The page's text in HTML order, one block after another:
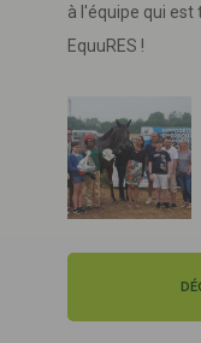
à l'équipe qui est
EquuRES !